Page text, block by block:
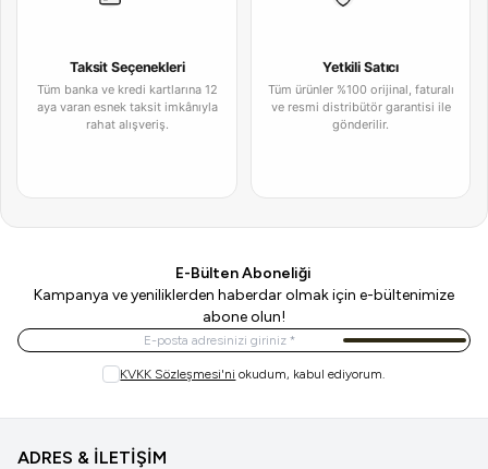
Taksit Seçenekleri
Tüm banka ve kredi kartlarına 12
aya varan esnek taksit imkânıyla
rahat alışveriş.
Yetkili Satıcı
Tüm ürünler %100 orijinal, faturalı
ve resmi distribütör garantisi ile
gönderilir.
E-Bülten Aboneliği
Kampanya ve yeniliklerden haberdar olmak için e-bültenimize
abone olun!
Kayıt Ol
KVKK Sözleşmesi'ni okudum, kabul ediyorum.
ADRES & İLETİŞİM